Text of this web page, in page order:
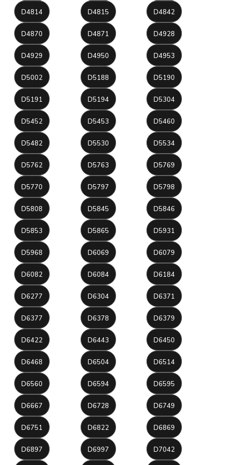
D4814 D4815 D4842
D4870 D4871 D4928
D4929 D4950 D4953
D5002 D5188 D5190
D5191 D5194 D5304
D5452 D5453 D5460
D5482 D5530 D5534
D5762 D5763 D5769
D5770 D5797 D5798
D5808 D5845 D5846
D5853 D5865 D5931
D5968 D6069 D6079
D6082 D6084 D6184
D6277 D6304 D6371
D6377 D6378 D6379
D6422 D6443 D6450
D6468 D6504 D6514
D6560 D6594 D6595
D6667 D6728 D6749
D6751 D6822 D6869
D6897 D6997 D7042